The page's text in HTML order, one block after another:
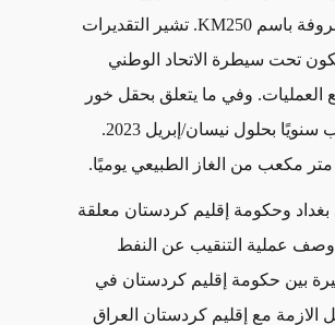
بين شركة دانة غاز والمؤسسة الأمريكية للتنمية المالية المعروفة باسم KM250. تشير التقديرات
تحت سيطرة الاتحاد الوطني
العمليات. وفي ما يتعلق بحقل خور
مور، تتوقع دانة غاز أن يصل الإنتاج إلى 700 مليون متر مكعب سنويًا بحلول نيسان/إبريل 2023.
بغداد وحكومة إقليم كردستان معلقة
وصف عملية التنقيب عن النفط
بين حكومة إقليم كردستان في
مع إقليم كردستان العراق